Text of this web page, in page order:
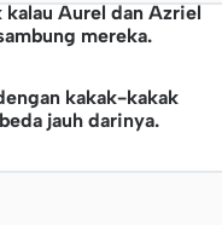
Aurel dan Azriel
mereka.
kakak-kakak
jauh darinya.